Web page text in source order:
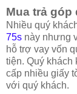
Mua trả góp
Nhiều quý
75s này nhưng
hỗ trợ vay vốn
tiện. Quý khách
cấp nhiều giấy
với quý khách.